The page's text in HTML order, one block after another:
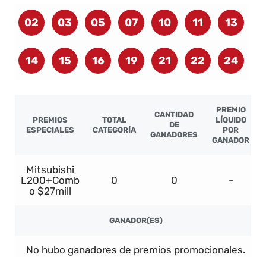
02 03 05 07 10 11 13
14 15 16 19 21 22 24
PREMIOS
ESPECIALES
TOTAL
CATEGORÍA
CANTIDAD
DE
GANADORES
PREMIO
LÍQUIDO
POR
GANADOR
Mitsubishi
L200+Comb
o $27mill
0 0 -
GANADOR(ES)
No hubo ganadores de premios promocionales.